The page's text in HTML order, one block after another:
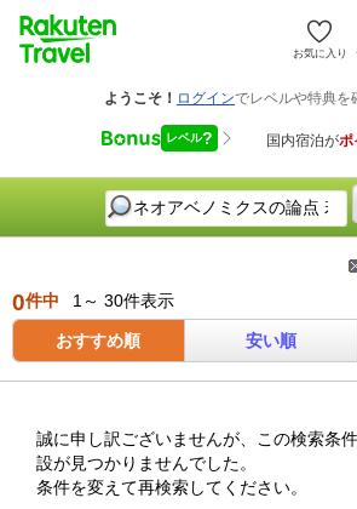
お気に入り
0件中 1～ 30件表示
おすすめ順 安い順
誠に申し訳ございませんが、この検索条
設が見つかりませんでした。
条件を変えて再検索してください。